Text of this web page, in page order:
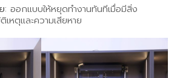
: ออกแบบให้หยุดทำงานทันทีเมื่อมีสิ่ง
หตุและความเสียหาย